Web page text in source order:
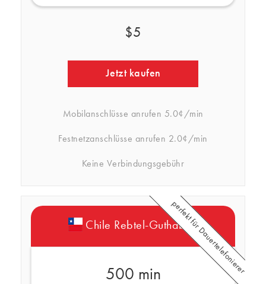
$5
Jetzt kaufen
Mobilanschlüsse anrufen 5.0¢/min
Festnetzanschlüsse anrufen 2.0¢/min
Keine Verbindungsgebühr
Chile Rebtel-Guthaben
500 min perfekt für Dauertelefonierer